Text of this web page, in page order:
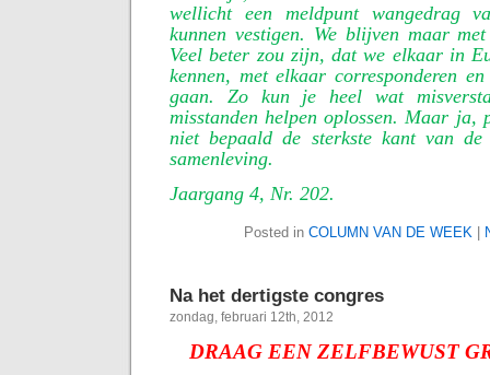
wellicht een meldpunt wangedrag
kunnen vestigen. We blijven maar
Veel beter zou zijn, dat we elkaar in
kennen, met elkaar corresponderen
gaan. Zo kun je heel wat
misstanden helpen oplossen. Maar ja,
niet bepaald de sterkste kant van de
samenleving.
Jaargang 4, Nr. 202.
Posted in COLUMN VAN DE WEEK
Na het dertigste congres
zondag, februari 12th, 2012
DRAAG EEN ZELFBEWUST